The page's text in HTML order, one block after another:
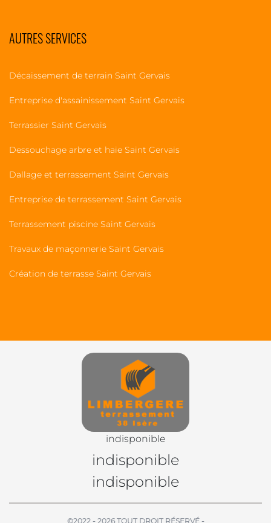
AUTRES SERVICES
Décaissement de terrain Saint Gervais
Entreprise d'assainissement Saint Gervais
Terrassier Saint Gervais
Dessouchage arbre et haie Saint Gervais
Dallage et terrassement Saint Gervais
Entreprise de terrassement Saint Gervais
Terrassement piscine Saint Gervais
Travaux de maçonnerie Saint Gervais
Création de terrasse Saint Gervais
indisponible
indisponible
indisponible
©2022 - 2026 TOUT DROIT RÉSERVÉ -